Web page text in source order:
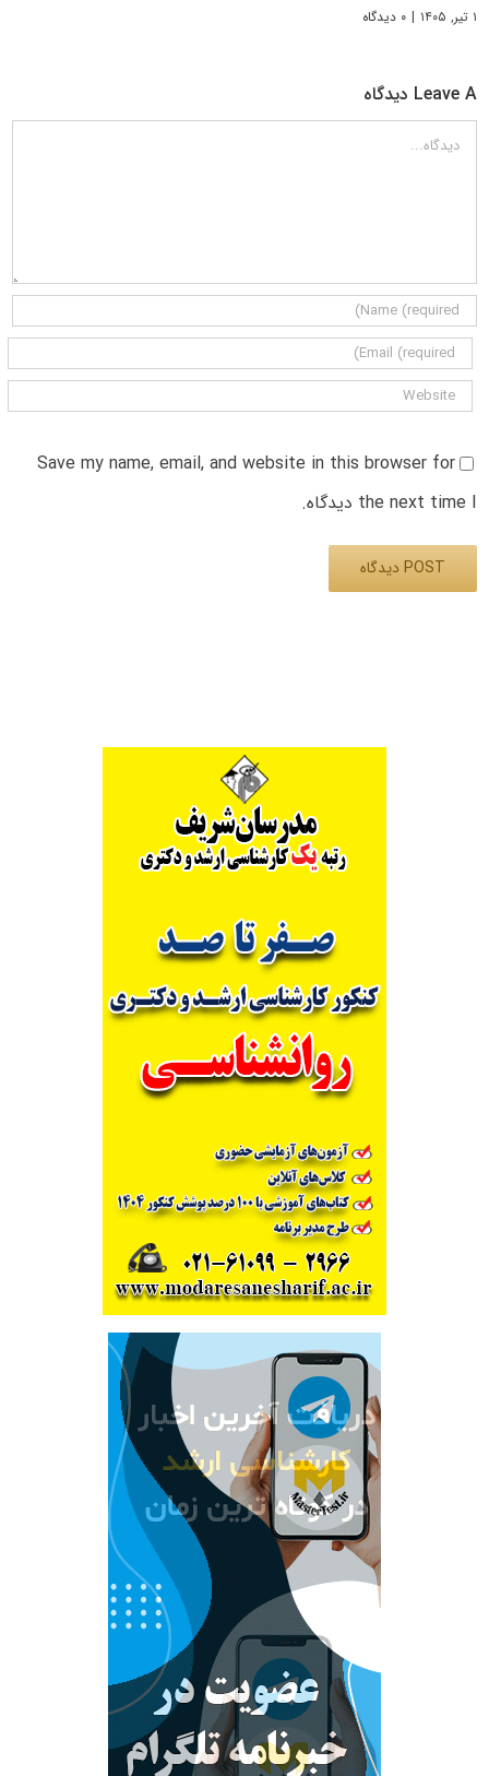
۱ تیر, ۱۴۰۵ | ۰ دیدگاه
Leave A دیدگاه
دیدگاه
Save my name, email, and website in this browser for
the next time I دیدگاه.